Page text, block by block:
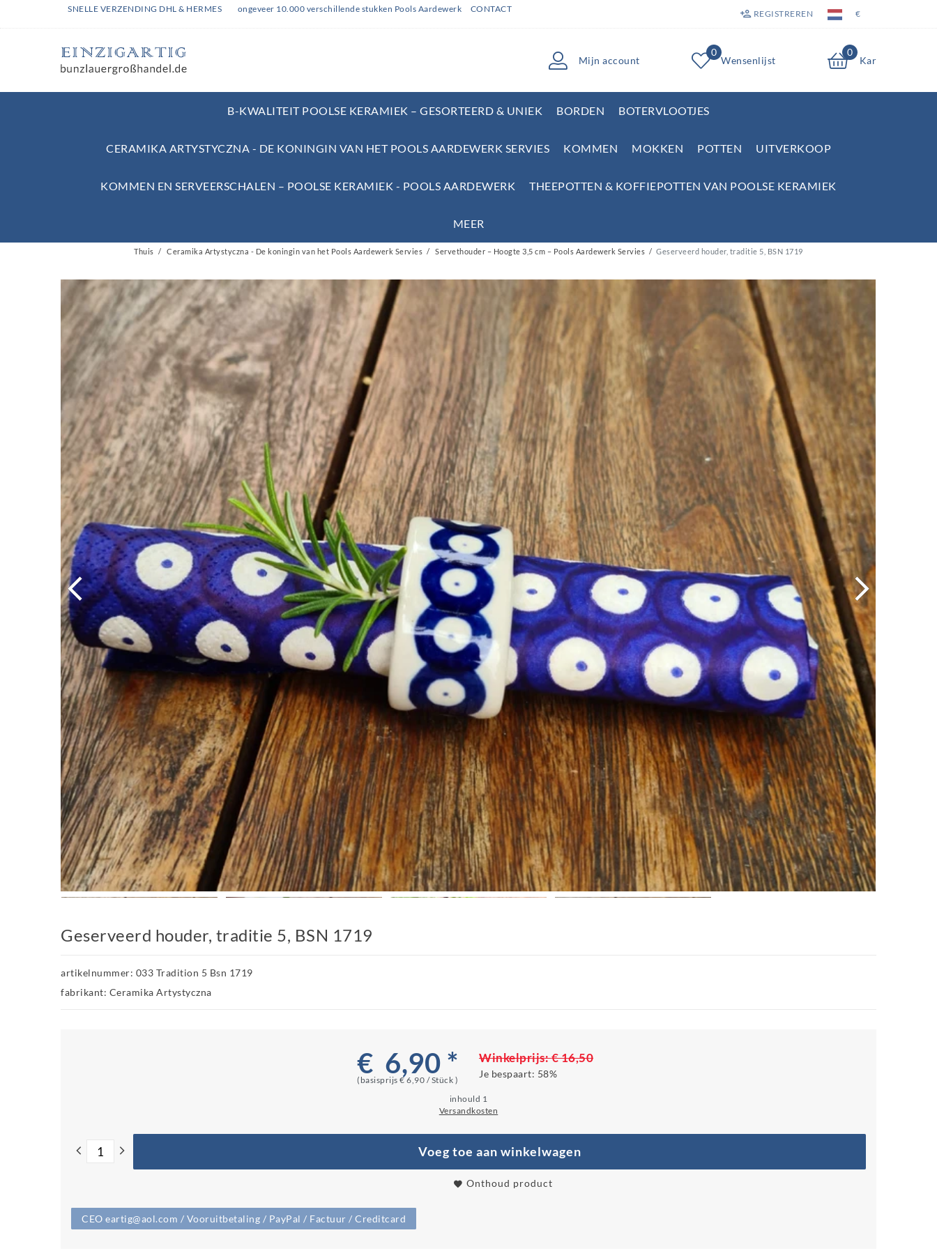
SNELLE VERZENDING DHL & HERMES ongeveer 10.000 verschillende stukken Pools Aardewerk CONTACT REGISTREREN €
Mijn account
0
Wensenlijst
0
Kar
B-KWALITEIT POOLSE KERAMIEK – GESORTEERD & UNIEK BORDEN BOTERVLOOTJES
CERAMIKA ARTYSTYCZNA - DE KONINGIN VAN HET POOLS AARDEWERK SERVIES KOMMEN MOKKEN POTTEN UITVERKOOP
KOMMEN EN SERVEERSCHALEN – POOLSE KERAMIEK - POOLS AARDEWERK THEEPOTTEN & KOFFIEPOTTEN VAN POOLSE KERAMIEK
MEER
Thuis Ceramika Artystyczna - De koningin van het Pools Aardewerk Servies Servethouder – Hoogte 3,5 cm – Pools Aardewerk Servies Geserveerd houder, traditie 5, BSN 1719
Geserveerd houder, traditie 5, BSN 1719
artikelnummer: 033 Tradition 5 Bsn 1719
fabrikant: Ceramika Artystyczna
€ 6,90 *
(basisprijs € 6,90 / Stück )
Winkelprijs:€ 16,50
Je bespaart: 58%
inhould 1
Versandkosten
Voeg toe aan winkelwagen
Onthoud product
CEO eartig@aol.com / Vooruitbetaling / PayPal / Factuur / Creditcard